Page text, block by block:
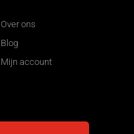
Over ons
Blog
Mijn account